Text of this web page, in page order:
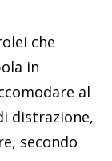
che
in
al
distrazione,
secondo